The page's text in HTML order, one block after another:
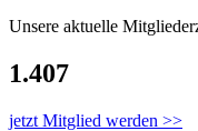
Unsere aktuelle
1.407
jetzt Mitglied werden >>